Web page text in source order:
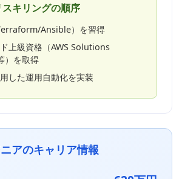
キリングの順序
Ansible）を習得
上級資格（AWS Solutions
）を取得
した運用自動化を実装
アのキャリア情報